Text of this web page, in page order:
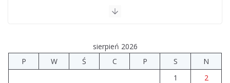
sierpień 2026
P
W Ś C P S
N
1
2